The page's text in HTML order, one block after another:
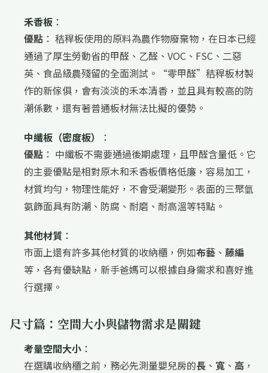
禾香板 ：
優點 ： 秸稈板使用的原料為農作物廢棄物，在日本已經
通過了厚生勞動省的甲醛、乙醛、VOC、FSC、二惡
英、食品級農殘留的全面測試。“零甲醛”秸稈板材製
作的新傢俱，會有淡淡的禾本清香，並且具有較高的防
潮係數，還有著普通板材無法比擬的優勢。
中纖板（密度板）
：
優點 ： 中纖板不需要通過後期處理，且甲醛含量低。它
的主要優點是相對原木和禾香板價格低廉，容易加工，
材質均勻，物理性能好，不會受潮變形。表面的三聚氫
氨飾面具有防潮、防腐、耐磨、耐高溫等特點。
其他材質 ：
市面上還有許多其他材質的收納櫃，例如布藝 、 藤編
等，各有優缺點，新手爸媽可以根據自身需求和喜好進
行選擇。
尺寸篇：空間大小與儲物需求是關鍵
考量空間大小 ：
在選購收納櫃之前，務必先測量嬰兒房的長 、 寬 、 高 ，